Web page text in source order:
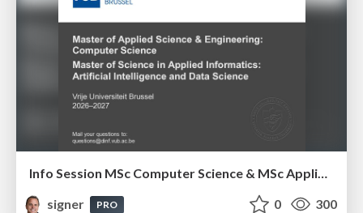
Info Session MSc Computer Science & MSc Applied Informatics
signer
PRO 0 300